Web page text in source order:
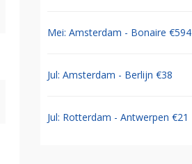
Mei: Amsterdam - Bonaire €594
Jul: Amsterdam - Berlijn €38
Jul: Rotterdam - Antwerpen €21